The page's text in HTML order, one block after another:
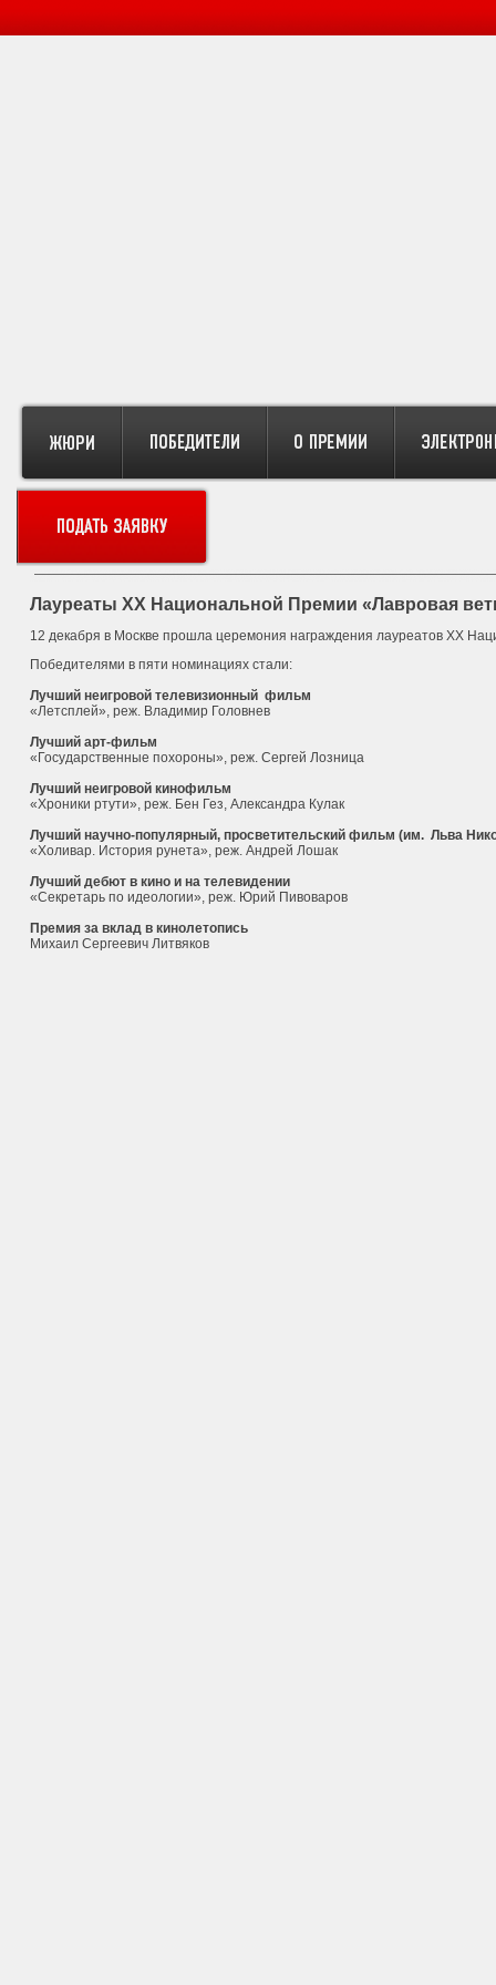
Лауреаты ХХ Национальной Премии «Лавровая
12 декабря в Москве прошла церемония награждения лауреатов ХХ
Победителями в пяти номинациях стали:
Лучший неигровой телевизионный фильм
«Летсплей», реж. Владимир Головнев
Лучший арт-фильм
«Государственные похороны», реж. Сергей Лозница
Лучший неигровой кинофильм
«Хроники ртути», реж. Бен Гез, Александра Кулак
Лучший научно-популярный, просветительский фильм (им. Льва
«Холивар. История рунета», реж. Андрей Лошак
Лучший дебют в кино и на телевидении
«Секретарь по идеологии», реж. Юрий Пивоваров
Премия за вклад в кинолетопись
Михаил Сергеевич Литвяков